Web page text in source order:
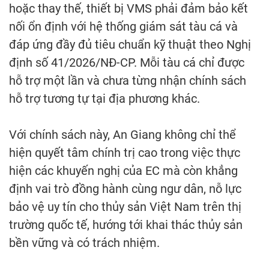
hoặc thay thế, thiết bị VMS phải đảm bảo kết
nối ổn định với hệ thống giám sát tàu cá và
đáp ứng đầy đủ tiêu chuẩn kỹ thuật theo Nghị
định số 41/2026/NĐ-CP. Mỗi tàu cá chỉ được
hỗ trợ một lần và chưa từng nhận chính sách
hỗ trợ tương tự tại địa phương khác.
Với chính sách này, An Giang không chỉ thể
hiện quyết tâm chính trị cao trong việc thực
hiện các khuyến nghị của EC mà còn khẳng
định vai trò đồng hành cùng ngư dân, nỗ lực
bảo vệ uy tín cho thủy sản Việt Nam trên thị
trường quốc tế, hướng tới khai thác thủy sản
bền vững và có trách nhiệm.